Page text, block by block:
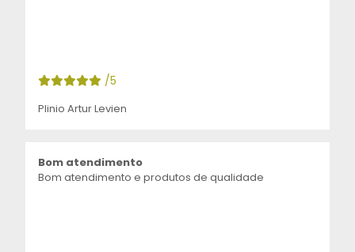
/5
Plinio Artur Levien
Bom atendimento
Bom atendimento e produtos de qualidade